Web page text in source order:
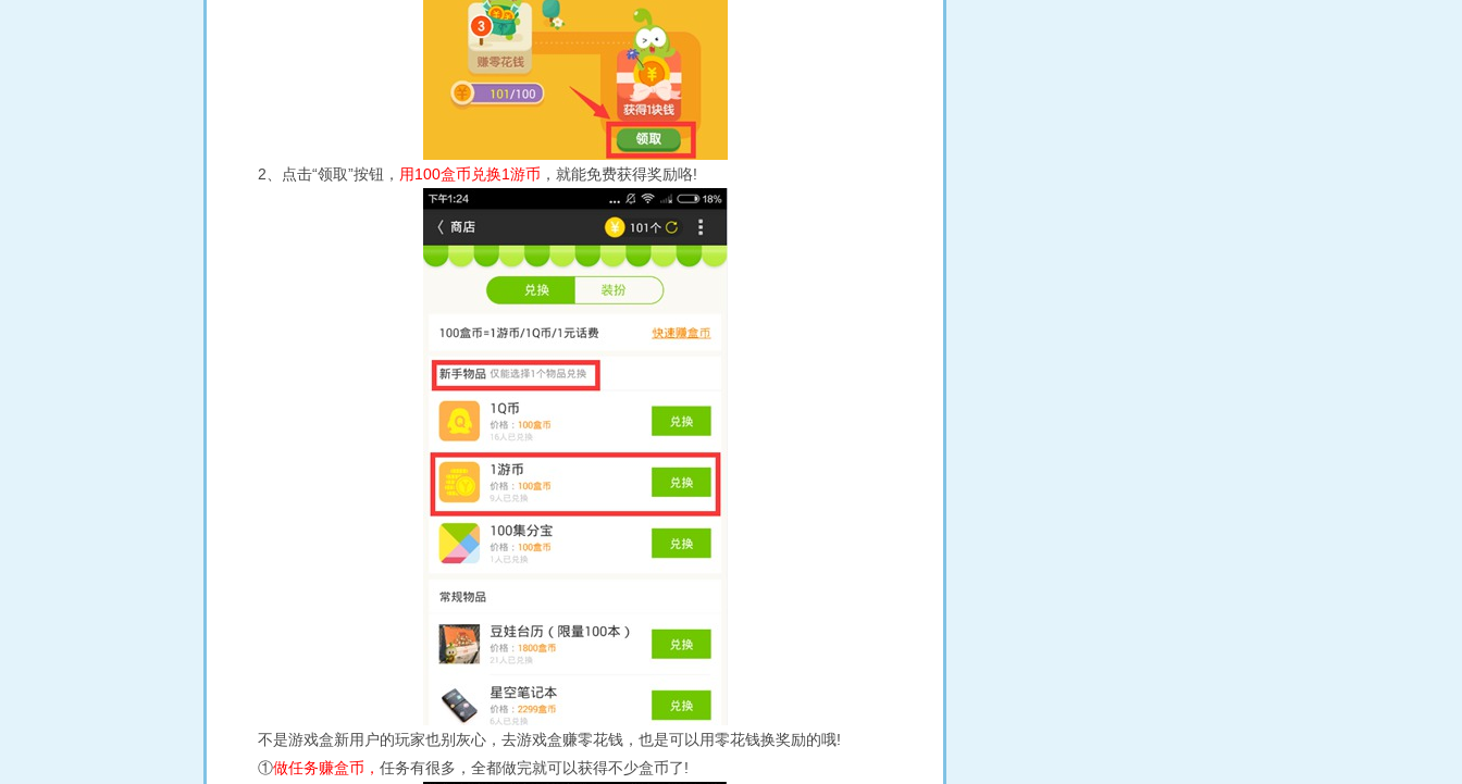
2、点击“领取”按钮， 用100盒币兑换1游币 ，就能免费获得奖励咯!
不是游戏盒新用户的玩家也别灰心，去游戏盒赚零花钱，也是可以用零花钱换奖励的哦!
①做任务赚盒币， 任务有很多，全都做完就可以获得不少盒币了!